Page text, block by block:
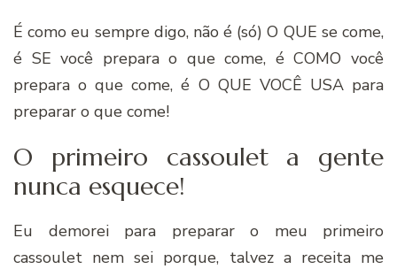
É como eu sempre digo, não é (só) O QUE se come,
é SE você prepara o que come, é COMO você
prepara o que come, é O QUE VOCÊ USA para
preparar o que come!
O primeiro cassoulet a gente
nunca esquece!
Eu demorei para preparar o meu primeiro
cassoulet nem sei porque, talvez a receita me